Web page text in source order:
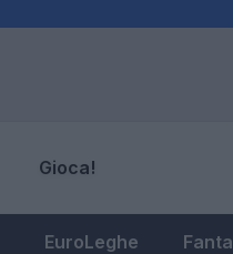
Gioca!
EuroLeghe